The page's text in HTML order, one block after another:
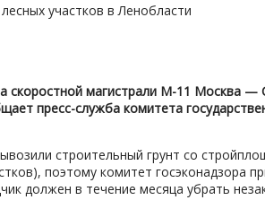
магистрали М-11 Москва —
пресс-служба комитета
строительный грунт со
поэтому комитет госэконадзора
должен в течение месяца убрать